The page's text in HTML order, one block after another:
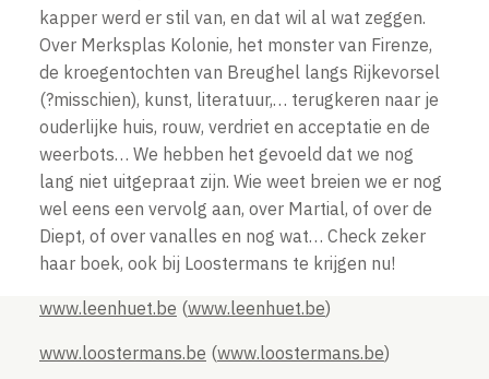
kapper werd er stil van, en dat wil al wat zeggen.
Over Merksplas Kolonie, het monster van Firenze,
de kroegentochten van Breughel langs Rijkevorsel
(?misschien), kunst, literatuur,… terugkeren naar je
ouderlijke huis, rouw, verdriet en acceptatie en de
weerbots… We hebben het gevoeld dat we nog
lang niet uitgepraat zijn. Wie weet breien we er nog
wel eens een vervolg aan, over Martial, of over de
Diept, of over vanalles en nog wat… Check zeker
haar boek, ook bij Loostermans te krijgen nu!
www.leenhuet.be (www.leenhuet.be)
www.loostermans.be (www.loostermans.be)